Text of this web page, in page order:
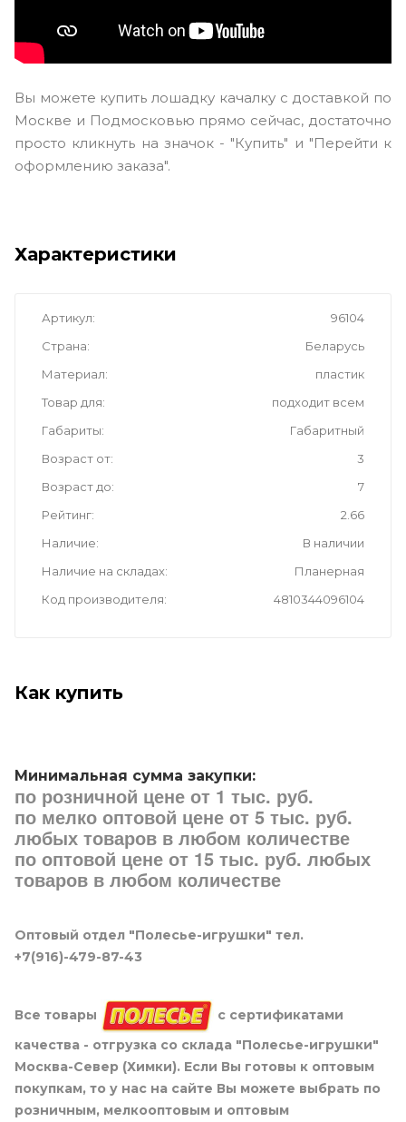
Вы можете купить лошадку качалку с доставкой по
Москве и Подмосковью прямо сейчас, достаточно
просто кликнуть на значок - "Купить" и "Перейти к
оформлению заказа".
Характеристики
Артикул
96104
Страна
Беларусь
Материал
пластик
Товар для
подходит всем
Габариты
Габаритный
Возраст от
3
Возраст до
7
Рейтинг
2.66
Наличие
В наличии
Наличие на складах
Планерная
Код производителя
4810344096104
Как купить
Минимальная сумма закупки:
по розничной цене от 1 тыс. руб.
по мелко оптовой цене от 5 тыс. руб.
любых товаров в любом количестве
по оптовой цене от 15 тыс. руб. любых
товаров в любом количестве
Оптовый отдел "Полесье-игрушки" тел.
+7(916)-479-87-43
Все товары
с сертификатами
качества - отгрузка со склада "Полесье-игрушки"
Москва-Север (Химки). Если Вы готовы к оптовым
покупкам, то у нас на сайте Вы можете выбрать по
розничным, мелкооптовым и оптовым